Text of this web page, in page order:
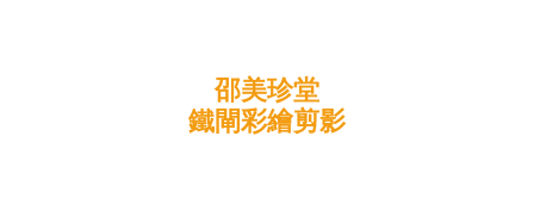
邵美珍堂
鐵閘彩繪剪影